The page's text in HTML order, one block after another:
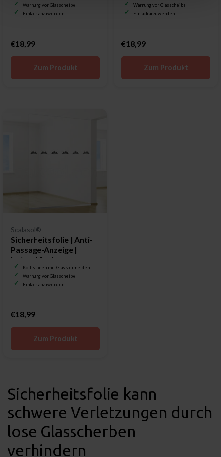
Warnung vor Glasscheibe
Einfach anzuwenden
€18,99
Zum Produkt
Warnung vor Glasscheibe
Einfach anzuwenden
€18,99
Zum Produkt
Scalasol®
Sicherheitsfolie | Anti-
Passage-Anzeige |
Lotus-Muster
Kollisionen mit Glas vermeiden
Warnung vor Glasscheibe
Einfach anzuwenden
€18,99
Zum Produkt
Sicherheitsfolie kann
schwere Verletzungen durch
lose Glasscherben
verhindern